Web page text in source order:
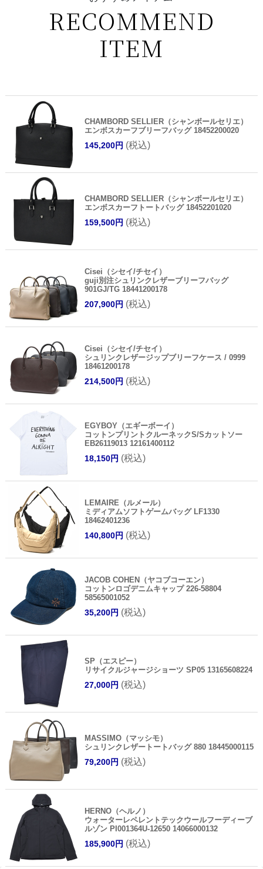
RECOMMEND
ITEM
CHAMBORD SELLIER（シャンボールセリエ）
エンボスカーフブリーフバッグ 18452200020
145,200円 (税込)
CHAMBORD SELLIER（シャンボールセリエ）
エンボスカーフトートバッグ 18452201020
159,500円 (税込)
Cisei（シセイ/チセイ）
guji別注シュリンクレザーブリーフバッグ
901GJ/TG 18441200178
207,900円 (税込)
Cisei（シセイ/チセイ）
シュリンクレザージップブリーフケース / 0999
18461200178
214,500円 (税込)
EGYBOY（エギーボーイ）
コットンプリントクルーネックS/Sカットソー
EB26119013 12161400112
18,150円 (税込)
LEMAIRE（ルメール）
ミディアムソフトゲームバッグ LF1330
18462401236
140,800円 (税込)
JACOB COHEN（ヤコブコーエン）
コットンロゴデニムキャップ 226-58804
58565001052
35,200円 (税込)
SP（エスピー）
リサイクルジャージショーツ SP05 13165608224
27,000円 (税込)
MASSIMO（マッシモ）
シュリンクレザートートバッグ 880 18445000115
79,200円 (税込)
HERNO（ヘルノ）
ウォーターレペレントテックウールフーディーブ
ルゾン PI001364U-12650 14066000132
185,900円 (税込)